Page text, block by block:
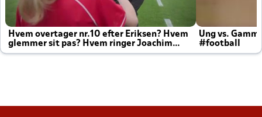
Hvem overtager nr.10 efter Eriksen? Hvem
glemmer sit pas? Hvem ringer Joachim
altid til efter kampe?
Ung vs.
#football